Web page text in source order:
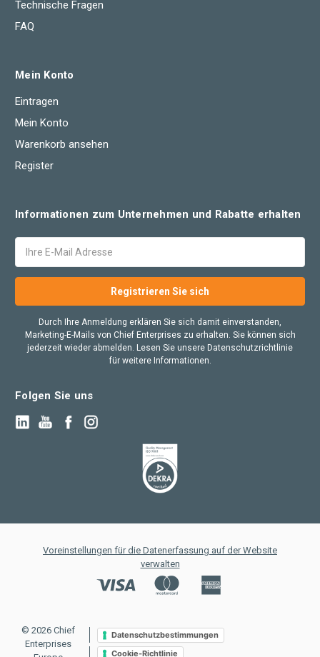
Technische Fragen
FAQ
Mein Konto
Eintragen
Mein Konto
Warenkorb ansehen
Register
Informationen zum Unternehmen und Rabatte erhalten
Mail
Adresse
Durch Ihre Anmeldung erklären Sie sich damit einverstanden,
Marketing-E-Mails von Chief Enterprises zu erhalten. Sie können sich
jederzeit wieder abmelden. Lesen Sie unsere Datenschutzrichtlinie
für weitere Informationen.
Folgen Sie uns
Voreinstellungen für die Datenerfassung auf der Website
verwalten
© 2026 Chief
Enterprises
Datenschutzbestimmungen
Cookie-Richtlinie